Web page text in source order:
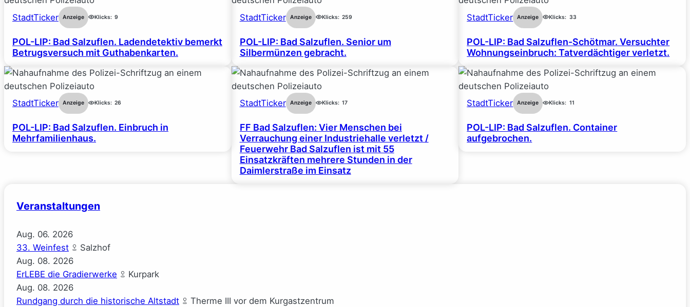
StadtTicker Anzeige Klicks: 9
POL-LIP: Bad Salzuflen. Ladendetektiv bemerkt
Betrugsversuch mit Guthabenkarten.
StadtTicker Anzeige Klicks: 259
POL-LIP: Bad Salzuflen. Senior um
Silbermünzen gebracht.
StadtTicker Anzeige Klicks: 33
POL-LIP: Bad Salzuflen-Schötmar. Versuchter
Wohnungseinbruch: Tatverdächtiger verletzt.
StadtTicker Anzeige Klicks: 26
POL-LIP: Bad Salzuflen. Einbruch in
Mehrfamilienhaus.
StadtTicker Anzeige Klicks: 17
FF Bad Salzuflen: Vier Menschen bei
Verrauchung einer Industriehalle verletzt /
Feuerwehr Bad Salzuflen ist mit 55
Einsatzkräften mehrere Stunden in der
Daimlerstraße im Einsatz
StadtTicker Anzeige Klicks: 11
POL-LIP: Bad Salzuflen. Container
aufgebrochen.
Veranstaltungen
Aug. 06. 2026
33. Weinfest
Salzhof
Aug. 08. 2026
ErLEBE die Gradierwerke
Kurpark
Aug. 08. 2026
Rundgang durch die historische Altstadt
Therme III vor dem Kurgastzentrum